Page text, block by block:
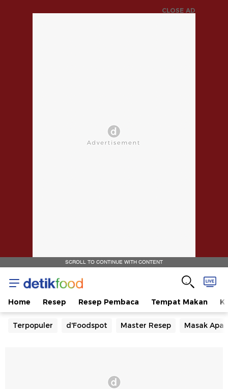
CLOSE AD
SCROLL TO CONTINUE WITH CONTENT
Home Resep Resep Pembaca Tempat Makan
Terpopuler d'Foodspot Master Resep Masak Apa